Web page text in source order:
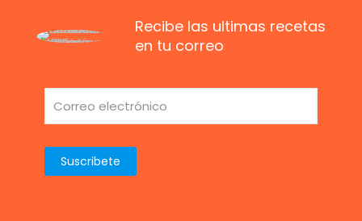
Recibe las ultimas recetas
en tu correo